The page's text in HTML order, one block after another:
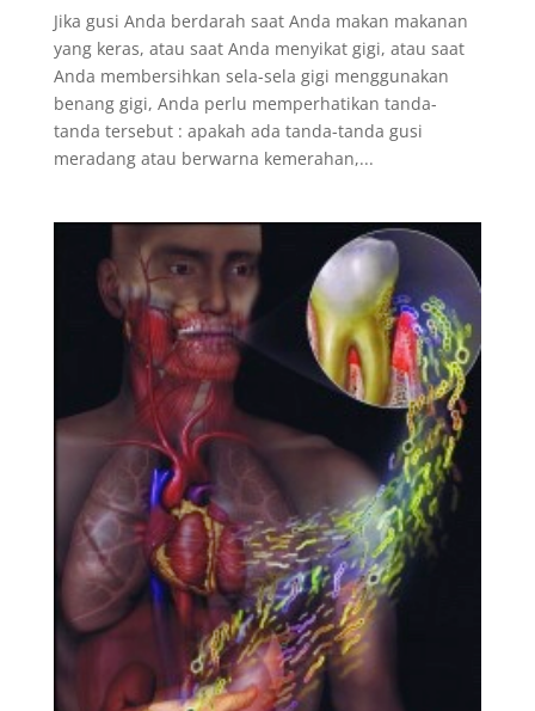
Jika gusi Anda berdarah saat Anda makan makanan
yang keras, atau saat Anda menyikat gigi, atau saat
Anda membersihkan sela-sela gigi menggunakan
benang gigi, Anda perlu memperhatikan tanda-
tanda tersebut : apakah ada tanda-tanda gusi
meradang atau berwarna kemerahan,...